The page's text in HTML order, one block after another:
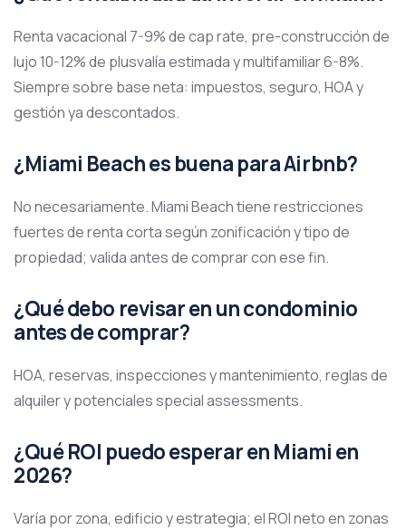
Renta vacacional 7-9% de cap rate, pre-construcción de
lujo 10-12% de plusvalía estimada y multifamiliar 6-8%.
Siempre sobre base neta: impuestos, seguro, HOA y
gestión ya descontados.
¿Miami Beach es buena para Airbnb?
No necesariamente. Miami Beach tiene restricciones
fuertes de renta corta según zonificación y tipo de
propiedad; valida antes de comprar con ese fin.
¿Qué debo revisar en un condominio
antes de comprar?
HOA, reservas, inspecciones y mantenimiento, reglas de
alquiler y potenciales special assessments.
¿Qué ROI puedo esperar en Miami en
2026?
Varía por zona, edificio y estrategia; el ROI neto en zonas